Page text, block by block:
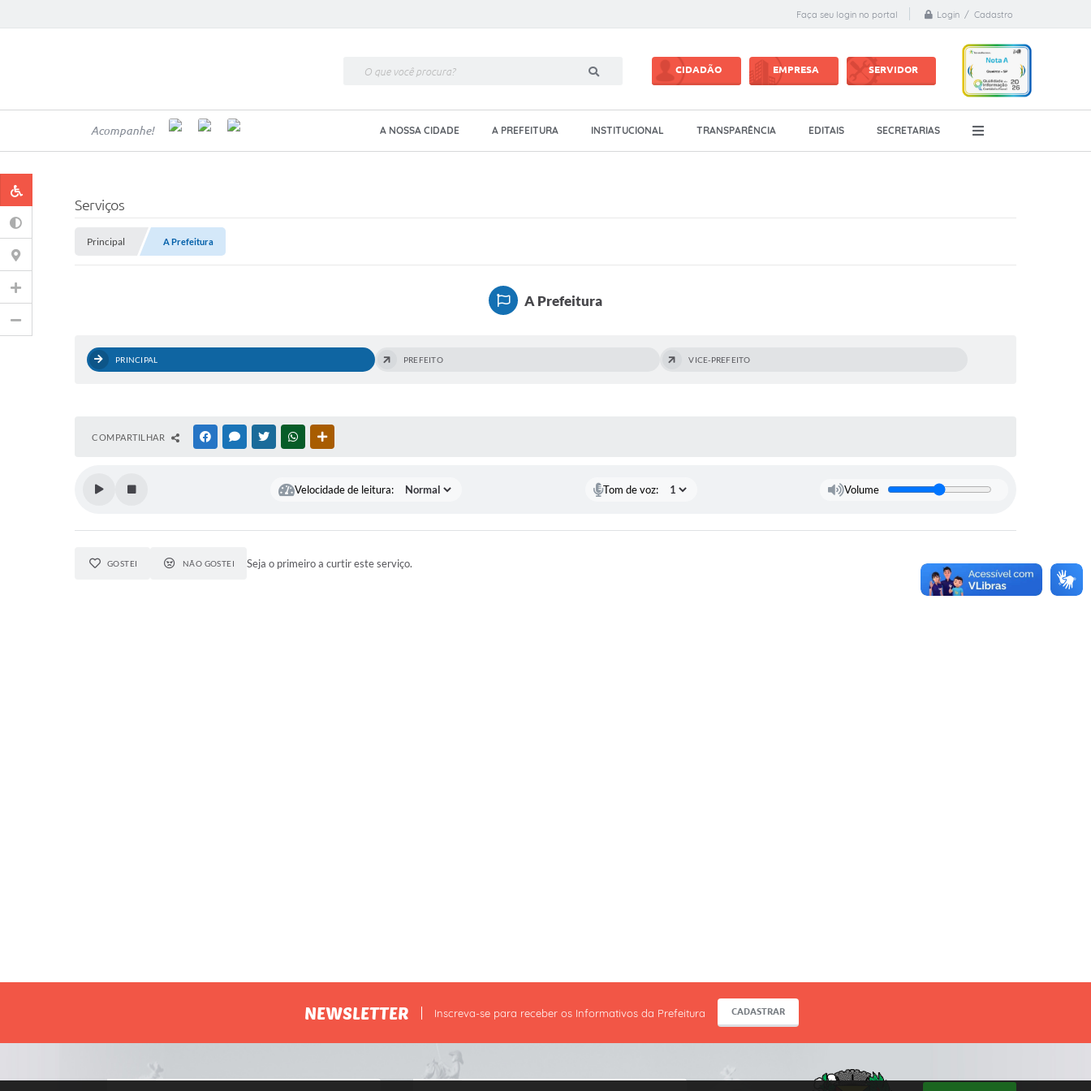
Faça seu login no portal Login / Cadastro
CIDADÃO EMPRESA SERVIDOR
Acompanhe! A NOSSA CIDADE A PREFEITURA INSTITUCIONAL TRANSPARÊNCIA EDITAIS SECRETARIAS
Serviços
Principal A Prefeitura
A Prefeitura
PRINCIPAL PREFEITO VICE-PREFEITO
COMPARTILHAR FACEBOOKMESSENGER
TWITTERWHATSAPP
Velocidade de leitura: Tom de voz: Volume
GOSTEI NÃO GOSTEI Seja o primeiro a curtir este serviço.
NEWSLETTER Inscreva-se para receber os Informativos da Prefeitura CADASTRAR